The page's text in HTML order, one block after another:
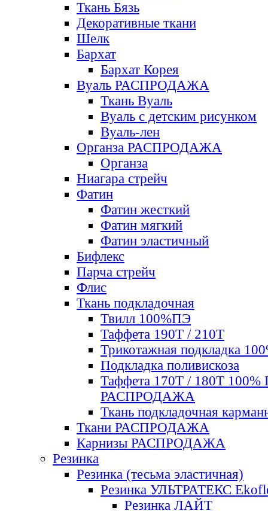
Ткань Бязь
Декоративные ткани
Шелк
Бархат
Бархат Корея
Вуаль РАСПРОДАЖА
Ткань Вуаль
Вуаль с детским рисунком
Вуаль-лен
Органза РАСПРОДАЖА
Органза
Ниагара стрейч
Фатин
Фатин жесткий
Фатин мягкий
Фатин элаcтичный
Бифлекс
Парча стрейч
Флис
Ткань подкладочная
Твилл 100%ПЭ
Таффета 190Т / 210Т
Трикотажная подкладка
Подкладка поливискоза
Таффета 170Т / 180Т 100%
РАСПРОДАЖА
Ткань подкладочная
Ткани РАСПРОДАЖА
Карнизы РАСПРОДАЖА
Резинка
Резинка (тесьма эластичная)
Резинка УЛЬТРАТЕКС
Резинка ЛАЙТ